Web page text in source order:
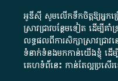
អូឌីស៊ី សូមលើកទឹកចិត្តឱ្យអ្នកប្រ
ស្រាវជ្រាវបន្ថែមទៀត ដើម្បីគ
លទ្ធផលពីការសិក្សាស្រាវជ្រា
ទំនាក់ទំនងមកកាន់យើងខ្ញុំ ដើ
គេហទំព័នេះ កាន់តែល្អប្រសើ